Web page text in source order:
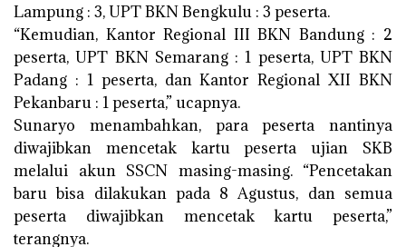
Lampung : 3, UPT BKN Bengkulu : 3 peserta.
“Kemudian, Kantor Regional III BKN Bandung : 2
peserta, UPT BKN Semarang : 1 peserta, UPT BKN
Padang : 1 peserta, dan Kantor Regional XII BKN
Pekanbaru : 1 peserta,” ucapnya.
Sunaryo menambahkan, para peserta nantinya
diwajibkan mencetak kartu peserta ujian SKB
melalui akun SSCN masing-masing. “Pencetakan
baru bisa dilakukan pada 8 Agustus, dan semua
peserta diwajibkan mencetak kartu peserta,”
terangnya.